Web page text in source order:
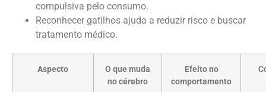
compulsiva pelo consumo.
Reconhecer gatilhos ajuda a reduzir risco e buscar
tratamento médico.
Aspecto
O que muda
no cérebro
Efeito no
comportamento